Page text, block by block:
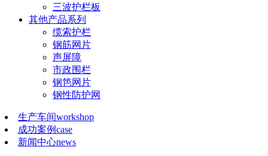
三波护栏板
其他产品系列
缆索护栏
钢筋网片
声屏障
市政围栏
钢笆网片
钢性防护网
生产车间workshop
成功案例case
新闻中心news